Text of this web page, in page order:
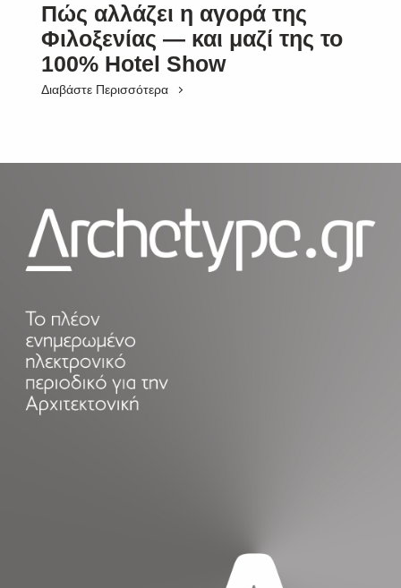
Πώς αλλάζει η αγορά της
Φιλοξενίας — και μαζί της το
100% Hotel Show
Διαβάστε Περισσότερα